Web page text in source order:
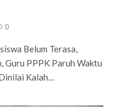
0
Belum Terasa,
Guru PPPK Paruh Waktu
Kalah…